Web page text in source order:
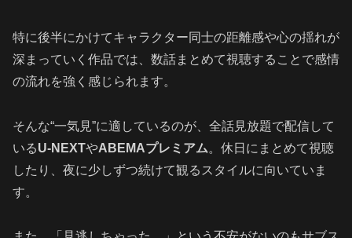
特に後半にかけてキャラクター同士の距離感や心の揺れが
深まっていく作品では、数話まとめて視聴することで感情
の流れを強く感じられます。
そんな“一気見”に適しているのが、全話見放題で配信して
いるU-NEXTやABEMAプレミアム。休日にまとめて視聴
したり、夜に少しずつ続けて観るスタイルに向いていま
す。